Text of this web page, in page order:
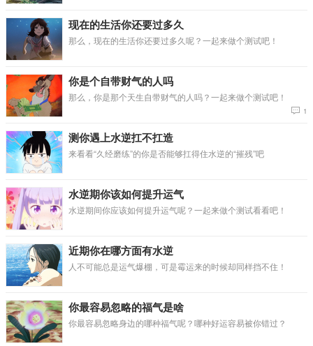
现在的生活你还要过多久
那么，现在的生活你还要过多久呢？一起来做个测试吧！
你是个自带财气的人吗
那么，你是那个天生自带财气的人吗？一起来做个测试吧！
1
测你遇上水逆扛不扛造
来看看“久经磨练”的你是否能够扛得住水逆的“摧残”吧
水逆期你该如何提升运气
水逆期间你应该如何提升运气呢？一起来做个测试看看吧！
近期你在哪方面有水逆
人不可能总是运气爆棚，可是霉运来的时候却同样挡不住！
你最容易忽略的福气是啥
你最容易忽略身边的哪种福气呢？哪种好运容易被你错过？